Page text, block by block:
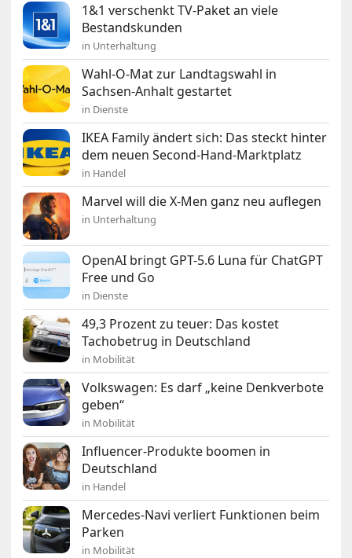
1&1 verschenkt TV-Paket an viele
Bestandskunden
in Unterhaltung
Wahl-O-Mat zur Landtagswahl in
Sachsen-Anhalt gestartet
in Dienste
IKEA Family ändert sich: Das steckt hinter
dem neuen Second-Hand-Marktplatz
in Handel
Marvel will die X-Men ganz neu auflegen
in Unterhaltung
OpenAI bringt GPT-5.6 Luna für ChatGPT
Free und Go
in Dienste
49,3 Prozent zu teuer: Das kostet
Tachobetrug in Deutschland
in Mobilität
Volkswagen: Es darf „keine Denkverbote
geben“
in Mobilität
Influencer-Produkte boomen in
Deutschland
in Handel
Mercedes-Navi verliert Funktionen beim
Parken
in Mobilität